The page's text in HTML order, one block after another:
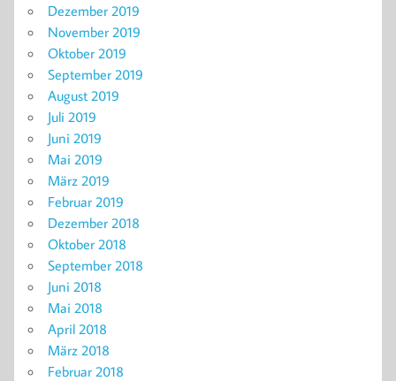
Dezember 2019
November 2019
Oktober 2019
September 2019
August 2019
Juli 2019
Juni 2019
Mai 2019
März 2019
Februar 2019
Dezember 2018
Oktober 2018
September 2018
Juni 2018
Mai 2018
April 2018
März 2018
Februar 2018